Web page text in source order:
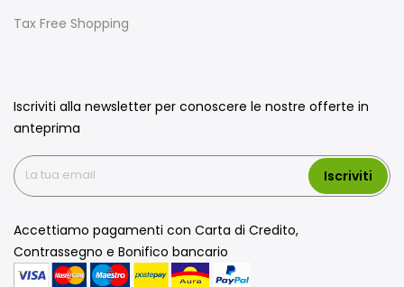
Tax Free Shopping
Iscriviti alla newsletter per conoscere le nostre offerte in
anteprima
Iscriviti
Accettiamo pagamenti con Carta di Credito,
Contrassegno e Bonifico bancario